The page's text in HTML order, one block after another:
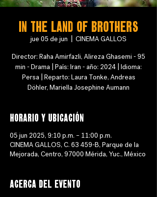
In the land of brothers
jue 05 de jun
CINEMA GALLOS
Director: Raha Amirfazli, Alireza Ghasemi - 95
min - Drama | País: Iran - año: 2024 | Idioma:
Persa | Reparto: Laura Tonke, Andreas
Döhler, Mariella Josephine Aumann
Horario y ubicación
05 jun 2025, 9:10 p.m. – 11:00 p.m.
CINEMA GALLOS, C. 63 459-B, Parque de la
Mejorada, Centro, 97000 Mérida, Yuc., México
Acerca del evento